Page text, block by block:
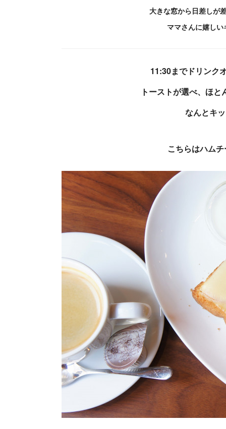
大きな窓から日差しが
ママさんに嬉し
11:30までドリンク
トーストが選べ、ほ
なんとキ
こちらはハム